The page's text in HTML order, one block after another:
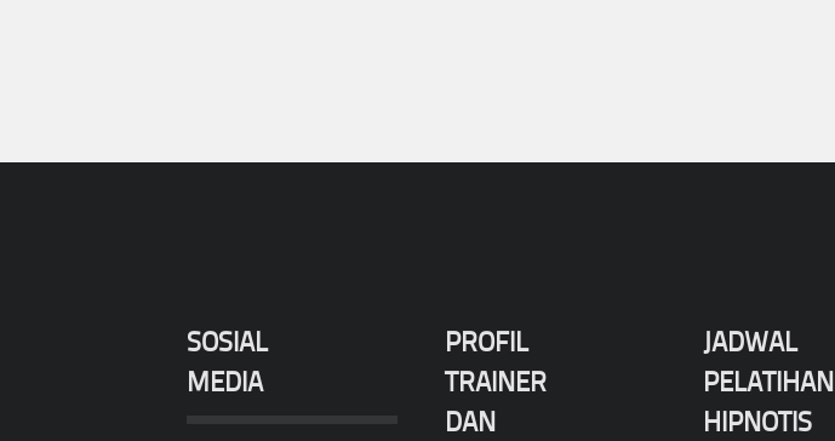
SOSIAL
MEDIA
PROFIL
TRAINER
DAN
JADWAL
PELATIHAN
HIPNOTIS